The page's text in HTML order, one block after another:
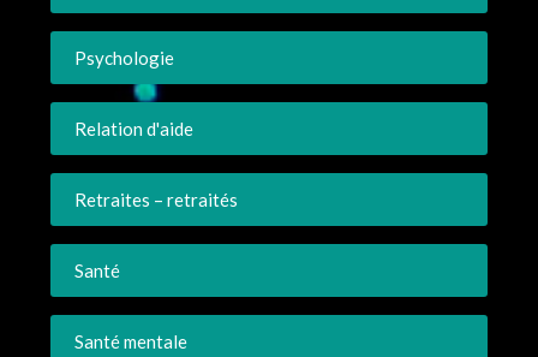
Psychologie
Relation d'aide
Retraites – retraités
Santé
Santé mentale